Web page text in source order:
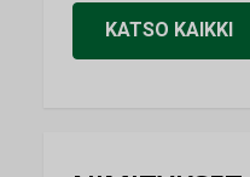
KATSO KAIKKI